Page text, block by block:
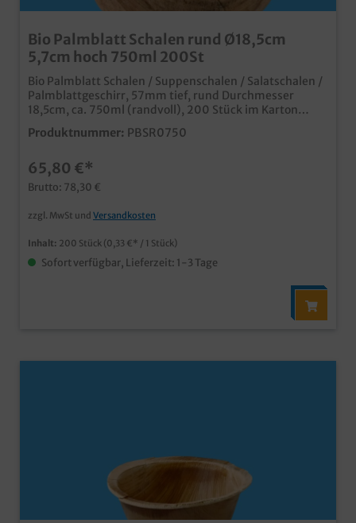
Bio Palmblatt Schalen rund Ø18,5cm
5,7cm hoch 750ml 200St
Bio Palmblatt Schalen / Suppenschalen / Salatschalen /
Palmblattgeschirr, 57mm tief, rund Durchmesser
18,5cm, ca. 750ml (randvoll), 200 Stück im Karton
qualitative und stylische Einwegschüssel ideal auch als
Suppenschale oder Salatschüssel aus unbeschichtetem
Blattmaserung biologisch abbaubar (DIN13432) fett-
und feuchtigkeitsresistent ca. 30min vor Verzehr
individuelle Prägung oder Form möglich
Produktnummer: PBSR0750
65,80 €*
Brutto: 78,30 €
zzgl. MwSt und Versandkosten
Inhalt: 200 Stück (0,33 €* / 1 Stück)
Sofort verfügbar, Lieferzeit: 1-3 Tage